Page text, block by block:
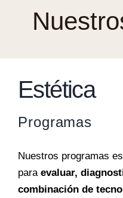
Estética
Programas
Nuestros programas
para evaluar,
combinación de